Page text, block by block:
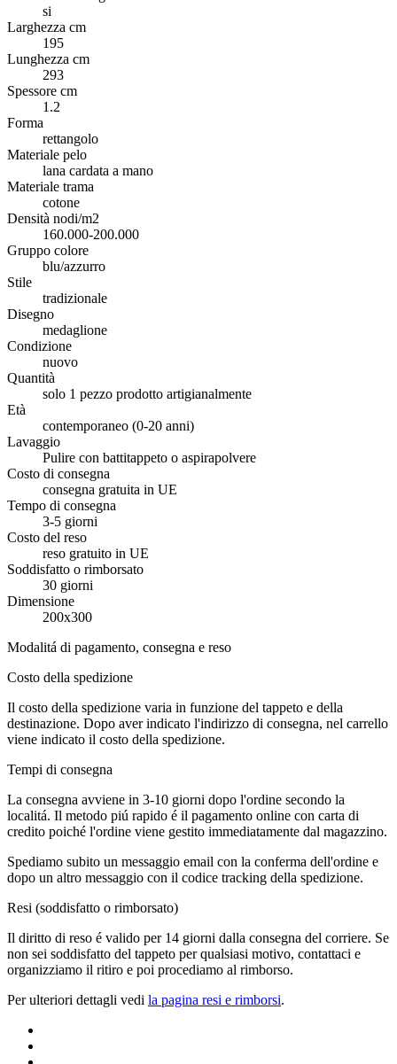
si
Larghezza cm
195
Lunghezza cm
293
Spessore cm
1.2
Forma
rettangolo
Materiale pelo
lana cardata a mano
Materiale trama
cotone
Densità nodi/m2
160.000-200.000
Gruppo colore
blu/azzurro
Stile
tradizionale
Disegno
medaglione
Condizione
nuovo
Quantità
solo 1 pezzo prodotto artigianalmente
Età
contemporaneo (0-20 anni)
Lavaggio
Pulire con battitappeto o aspirapolvere
Costo di consegna
consegna gratuita in UE
Tempo di consegna
3-5 giorni
Costo del reso
reso gratuito in UE
Soddisfatto o rimborsato
30 giorni
Dimensione
200x300
Modalitá di pagamento, consegna e reso
Costo della spedizione
Il costo della spedizione varia in funzione del tappeto e della
destinazione. Dopo aver indicato l'indirizzo di consegna, nel carrello
viene indicato il costo della spedizione.
Tempi di consegna
La consegna avviene in 3-10 giorni dopo l'ordine secondo la
localitá. Il metodo piú rapido é il pagamento online con carta di
credito poiché l'ordine viene gestito immediatamente dal magazzino.
Spediamo subito un messaggio email con la conferma dell'ordine e
dopo un altro messaggio con il codice tracking della spedizione.
Resi (soddisfatto o rimborsato)
Il diritto di reso é valido per 14 giorni dalla consegna del corriere. Se
non sei soddisfatto del tappeto per qualsiasi motivo, contattaci e
organizziamo il ritiro e poi procediamo al rimborso.
Per ulteriori dettagli vedi la pagina resi e rimborsi.